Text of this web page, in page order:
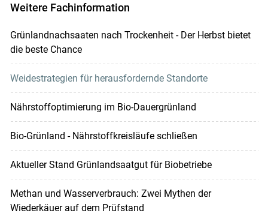
Weitere Fachinformation
Grünlandnachsaaten nach Trockenheit - Der Herbst bietet
die beste Chance
Weidestrategien für herausfordernde Standorte
Nährstoffoptimierung im Bio-Dauergrünland
Bio-Grünland - Nährstoffkreisläufe schließen
Aktueller Stand Grünlandsaatgut für Biobetriebe
Methan und Wasserverbrauch: Zwei Mythen der
Wiederkäuer auf dem Prüfstand